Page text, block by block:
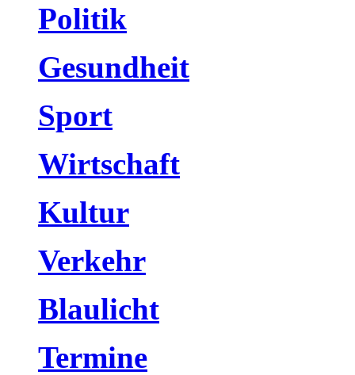
Politik
Gesundheit
Sport
Wirtschaft
Kultur
Verkehr
Blaulicht
Termine